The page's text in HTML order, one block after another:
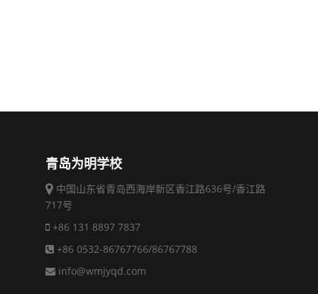
青岛为明学校
中国山东省青岛西海岸新区香江路636号/香江路
717号
+86 131 8897 7837
+86 0532-86767766/86767788
info@wmjyqd.com